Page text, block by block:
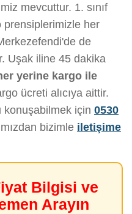
mevcuttur. 1. sınıf
prensiplerimizle her
de
Uşak iline 45 dakika
yerine kargo ile
ücreti alıcıya aittir.
konuşabilmek için 0530
bizimle iletişime
Bilgisi ve
Arayın